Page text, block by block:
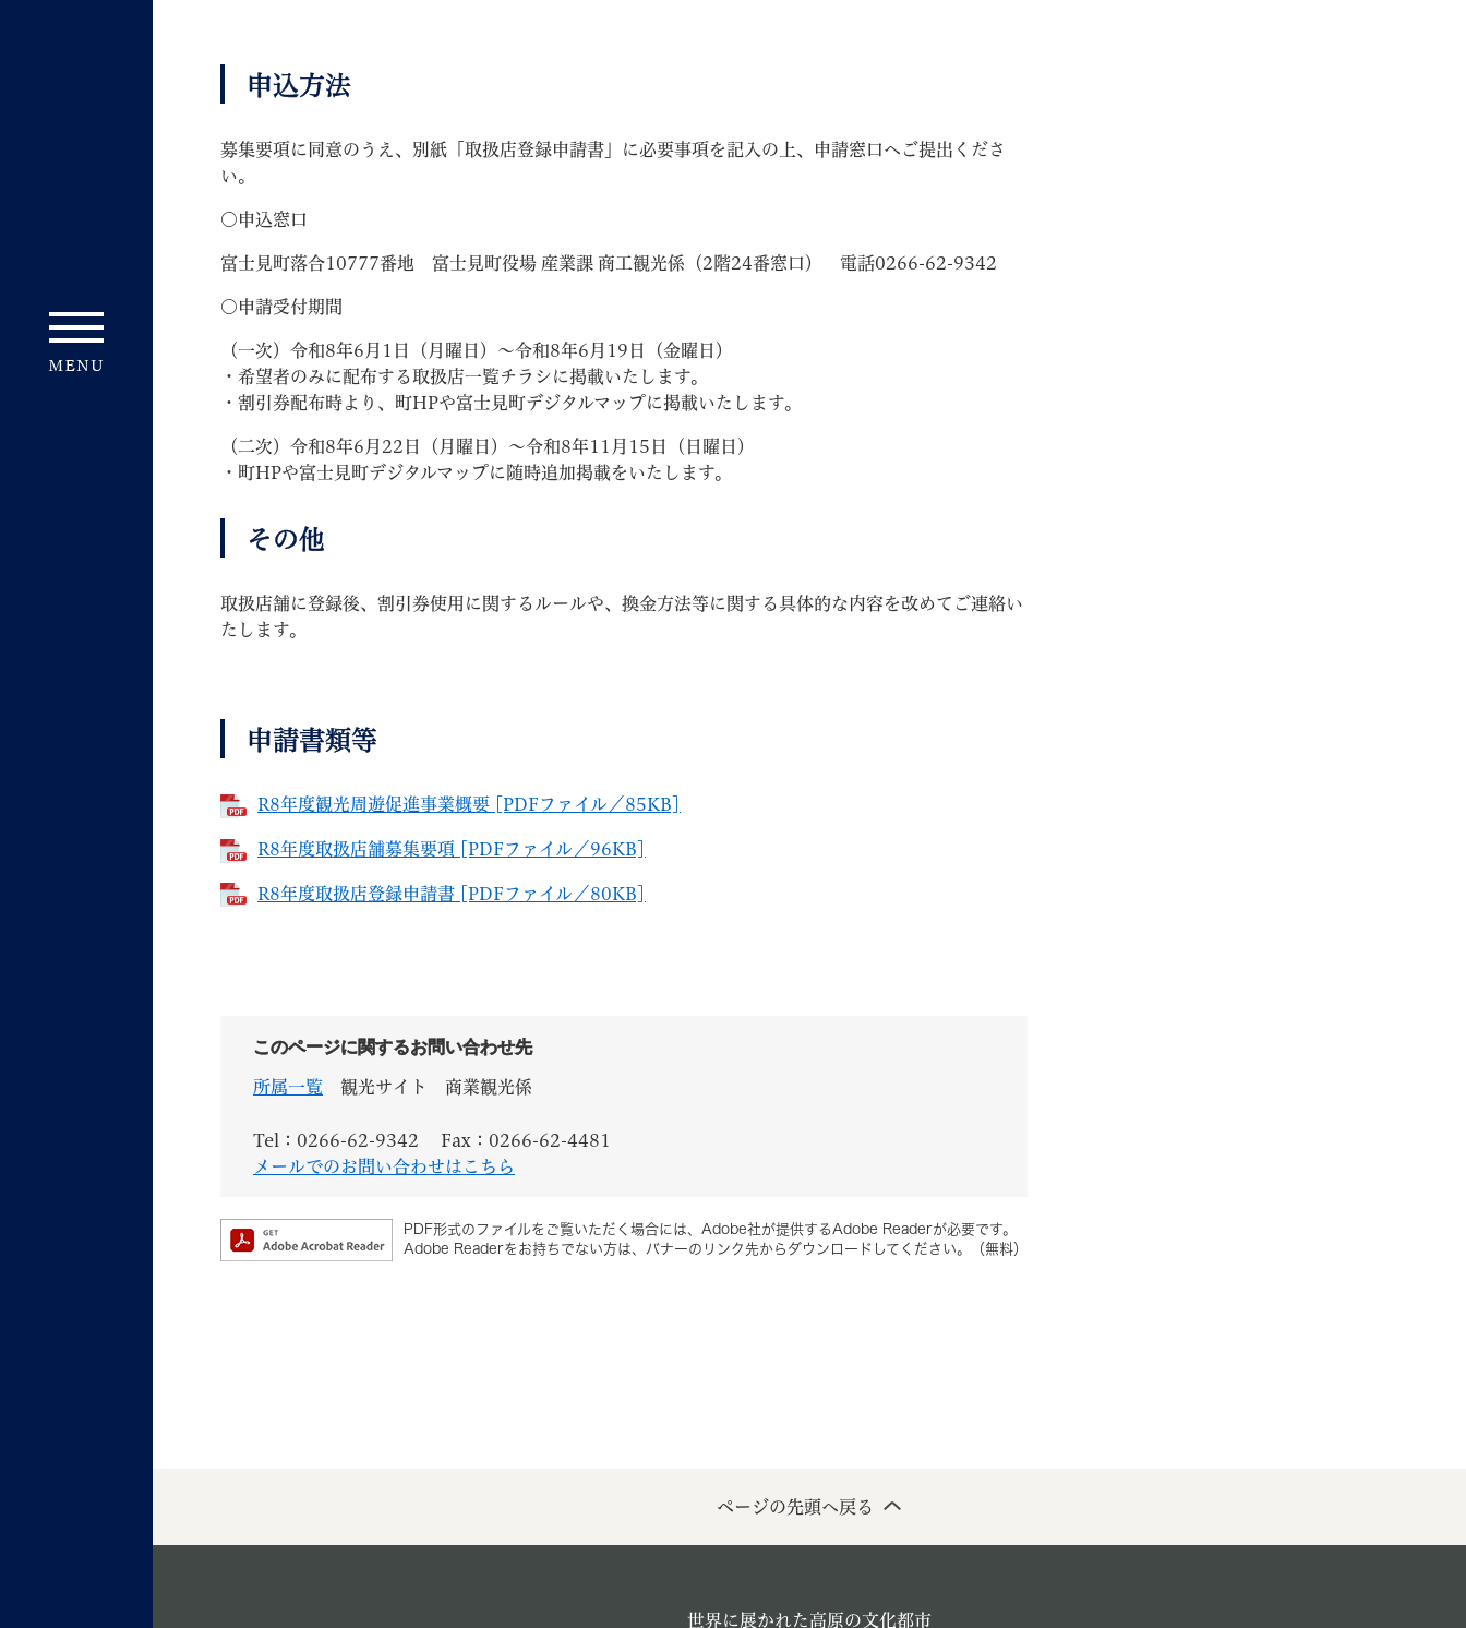
​申込方法
募集要項に同意のうえ、別紙「取扱店登録申請書」に必要事項を記入の上、申請窓口へご提出くださ
い。
〇申込窓口
富士見町落合10777番地 富士見町役場 産業課 商工観光係（2階24番窓口） 電話0266-62-9342
〇申請受付期間
（一次）令和8年6月1日（月曜日）～令和8年6月19日（金曜日）
・希望者のみに配布する取扱店一覧チラシに掲載いたします。
・割引券配布時より、町HPや富士見町デジタルマップに掲載いたします。
（二次）令和8年6月22日（月曜日）～令和8年11月15日（日曜日）
・町HPや富士見町デジタルマップに随時追加掲載をいたします。
その他
取扱店舗に登録後、割引券使用に関するルールや、換金方法等に関する具体的な内容を改めてご連絡い
たします。
申請書類等
R8年度観光周遊促進事業概要 [PDFファイル／85KB]
R8年度取扱店舗募集要項 [PDFファイル／96KB]
R8年度取扱店登録申請書 [PDFファイル／80KB]
このページに関するお問い合わせ先
所属一覧 観光サイト 商業観光係
Tel：0266-62-9342
Fax：0266-62-4481
メールでのお問い合わせはこちら
PDF形式のファイルをご覧いただく場合には、Adobe社が提供するAdobe Readerが必要です。
Adobe Readerをお持ちでない方は、バナーのリンク先からダウンロードしてください。（無料）
ページの先頭へ戻る
世界に展かれた高原の文化都市